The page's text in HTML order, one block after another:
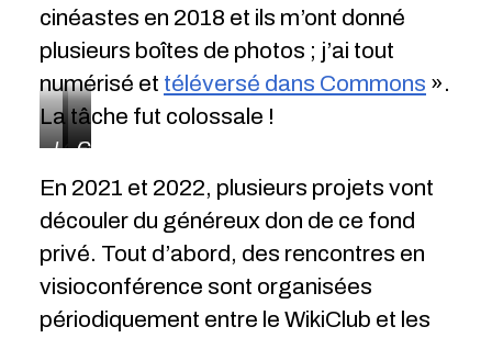
cinéastes en 2018 et ils m’ont donné
plusieurs boîtes de photos ; j’ai tout
numérisé et téléversé dans Commons ».
La tâche fut colossale !
Leçon
dépeçage
de
castor
Fabrication
sirop
d’érable
Chasseurs
un
orignal
En 2021 et 2022, plusieurs projets vont
découler du généreux don de ce fond
privé. Tout d’abord, des rencontres en
visioconférence sont organisées
périodiquement entre le WikiClub et les